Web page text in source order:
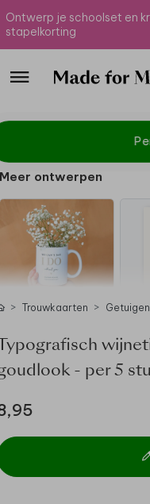
Ontwerp je schoolset en
stapelkorting
Meer ontwerpen
Trouwkaarten
- per 5